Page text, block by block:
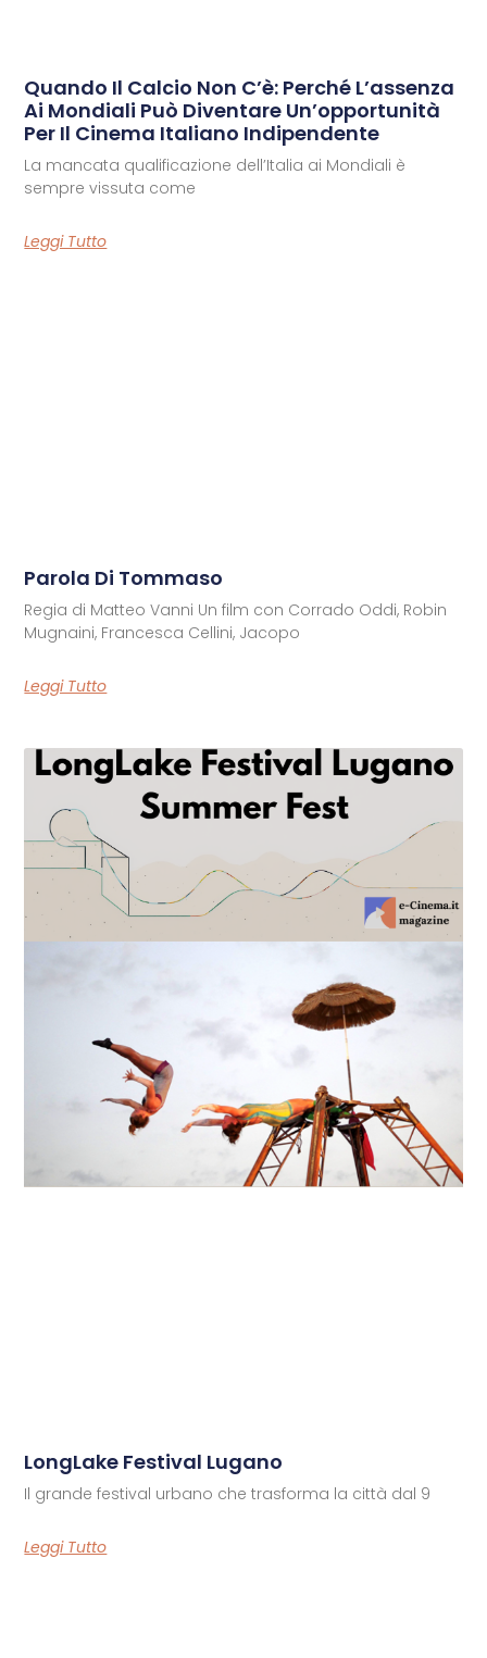
Quando Il Calcio Non C’è: Perché L’assenza
Ai Mondiali Può Diventare Un’opportunità
Per Il Cinema Italiano Indipendente
La mancata qualificazione dell’Italia ai Mondiali è
sempre vissuta come
Leggi Tutto
Parola Di Tommaso
Regia di Matteo Vanni Un film con Corrado Oddi, Robin
Mugnaini, Francesca Cellini, Jacopo
Leggi Tutto
LongLake Festival Lugano
Il grande festival urbano che trasforma la città dal 9
Leggi Tutto